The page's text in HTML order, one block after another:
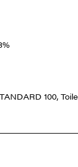
100, Toile